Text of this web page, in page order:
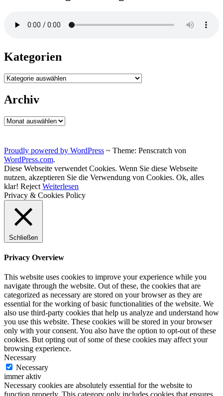
Kategorien
Kategorien
Archiv
Archiv
Proudly powered by WordPress ~ Theme: Penscratch von
WordPress.com.
Diese Webseite verwendet Cookies. Wenn Sie diese Webseite
nutzen, akzeptieren Sie die Verwendung von Cookies. Ok, alles
klar! Reject Weiterlesen
Privacy & Cookies Policy
Schließen
Privacy Overview
This website uses cookies to improve your experience while you
navigate through the website. Out of these, the cookies that are
categorized as necessary are stored on your browser as they are
essential for the working of basic functionalities of the website. We
also use third-party cookies that help us analyze and understand how
you use this website. These cookies will be stored in your browser
only with your consent. You also have the option to opt-out of these
cookies. But opting out of some of these cookies may affect your
browsing experience.
Necessary
Necessary
immer aktiv
Necessary cookies are absolutely essential for the website to